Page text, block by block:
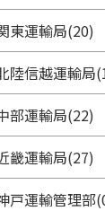
東運輸局(20)
陸信越運輸局
部運輸局(22)
畿運輸局(27)
戸運輸管理部